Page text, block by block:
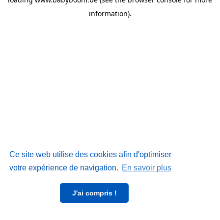
Ce site web utilise des cookies afin d'optimiser
votre expérience de navigation. En savoir plus
J'ai compris !
information).